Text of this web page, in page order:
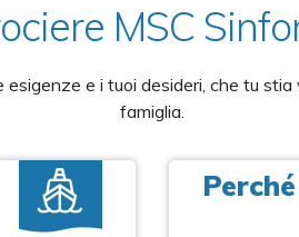
MSC
e i tuoi desideri, che tu
famiglia.